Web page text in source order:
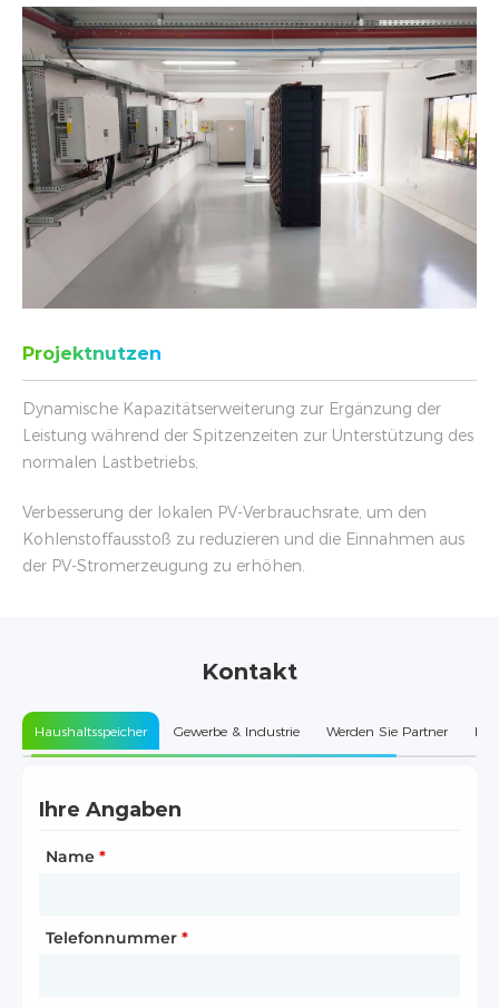
Projektnutzen
Dynamische Kapazitätserweiterung zur Ergänzung der
Leistung während der Spitzenzeiten zur Unterstützung des
normalen Lastbetriebs;
Verbesserung der lokalen PV-Verbrauchsrate, um den
Kohlenstoffausstoß zu reduzieren und die Einnahmen aus
der PV-Stromerzeugung zu erhöhen.
Kontakt
Haushaltsspeicher Gewerbe & Industrie Werden Sie Partner
Ihre Angaben
Name *
Telefonnummer *
Ihre Unternehmensdaten
Name des Unternehmens
Kundentyp*
Ihre Unternehmensdaten
Art der Partnerschaft
Name des Unternehmens